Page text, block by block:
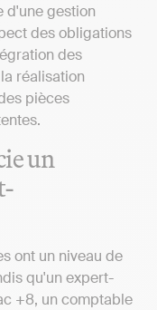
d'une gestion
des obligations
des
réalisation
pièces
un
ont un niveau de
qu'un expert-
+8, un comptable